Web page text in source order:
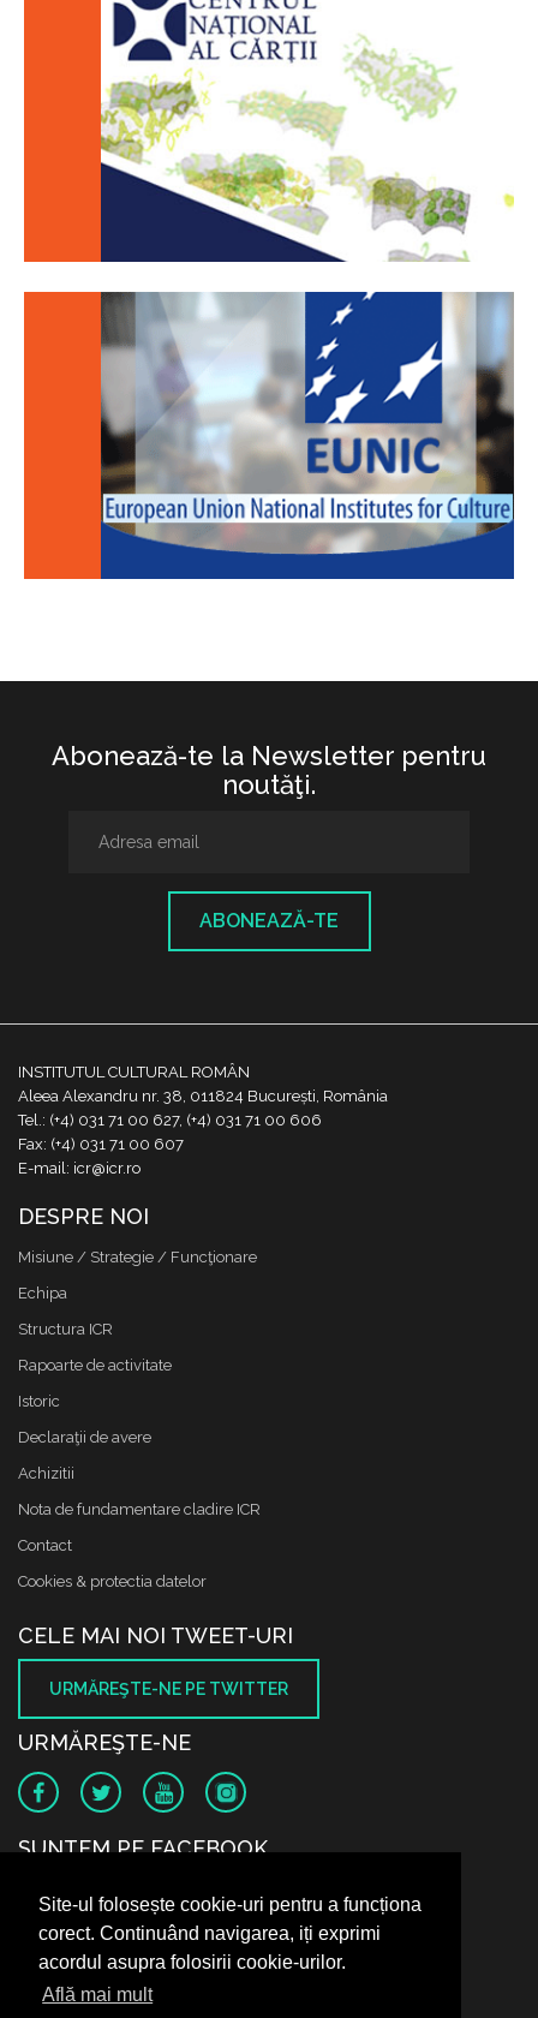
Site-ul folosește cookie-uri pentru a funcționa
corect. Continuând navigarea, iți exprimi
acordul asupra folosirii cookie-urilor.
Află mai mult
Abonează-te la Newsletter pentru
noutăţi.
ABONEAZĂ-TE
INSTITUTUL CULTURAL ROMÂN
Aleea Alexandru nr. 38, 011824 București, România
Tel.: (+4) 031 71 00 627, (+4) 031 71 00 606
Fax: (+4) 031 71 00 607
E-mail: icr@icr.ro
DESPRE NOI
Misiune / Strategie / Funcţionare
Echipa
Structura ICR
Rapoarte de activitate
Istoric
Declaraţii de avere
Achizitii
Nota de fundamentare cladire ICR
Contact
Cookies & protectia datelor
CELE MAI NOI TWEET-URI
URMĂREŞTE-NE PE TWITTER
URMĂREŞTE-NE
SUNTEM PE FACEBOOK